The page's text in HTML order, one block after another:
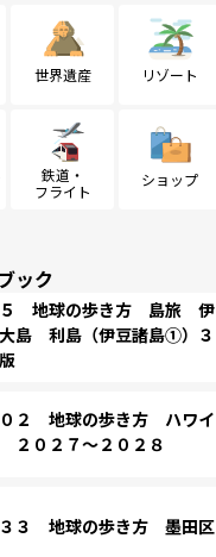
世界遺産 リゾート
鉄道・
フライト
ショップ
ック
５ 地球の歩き方 島旅 伊
島 利島（伊豆諸島①）３
２ 地球の歩き方 ハワイ
２０２７～２０２８
３ 地球の歩き方 墨田区